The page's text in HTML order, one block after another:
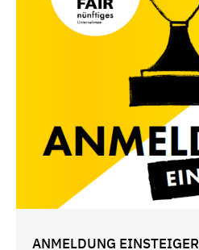
ANMELDUNG EINSTEIGER